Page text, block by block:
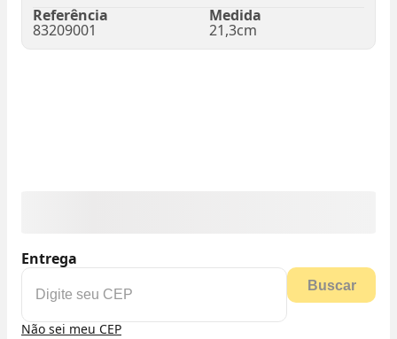
Referência
83209001
Medida
21,3cm
Entrega
Buscar
Não sei meu CEP